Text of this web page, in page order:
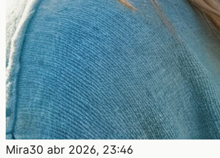
Mira30 abr 2026, 23:46